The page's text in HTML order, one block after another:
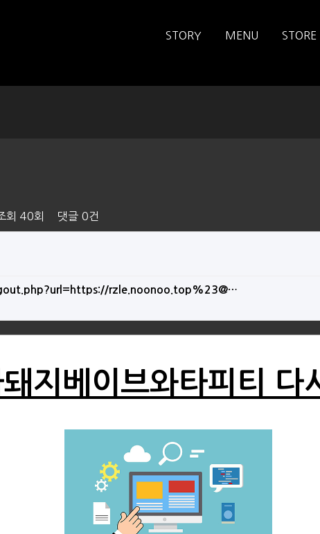
STORY MENU STORE
회 40회 댓글 0건
rzle.noonoo.top%23@…
지베이브와타피티 다